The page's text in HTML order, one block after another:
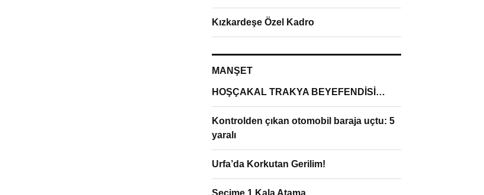
Kızkardeşe Özel Kadro
MANŞET
HOŞÇAKAL TRAKYA BEYEFENDİSİ…
Kontrolden çıkan otomobil baraja uçtu: 5
yaralı
Urfa’da Korkutan Gerilim!
Seçime 1 Kala Atama